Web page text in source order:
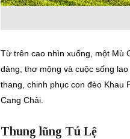
Từ trên cao nhìn xuống, một Mù
dàng, thơ mộng và cuộc sống
thang, chinh phục con đèo Khau
Cang Chải.
Thung lũng Tú Lệ